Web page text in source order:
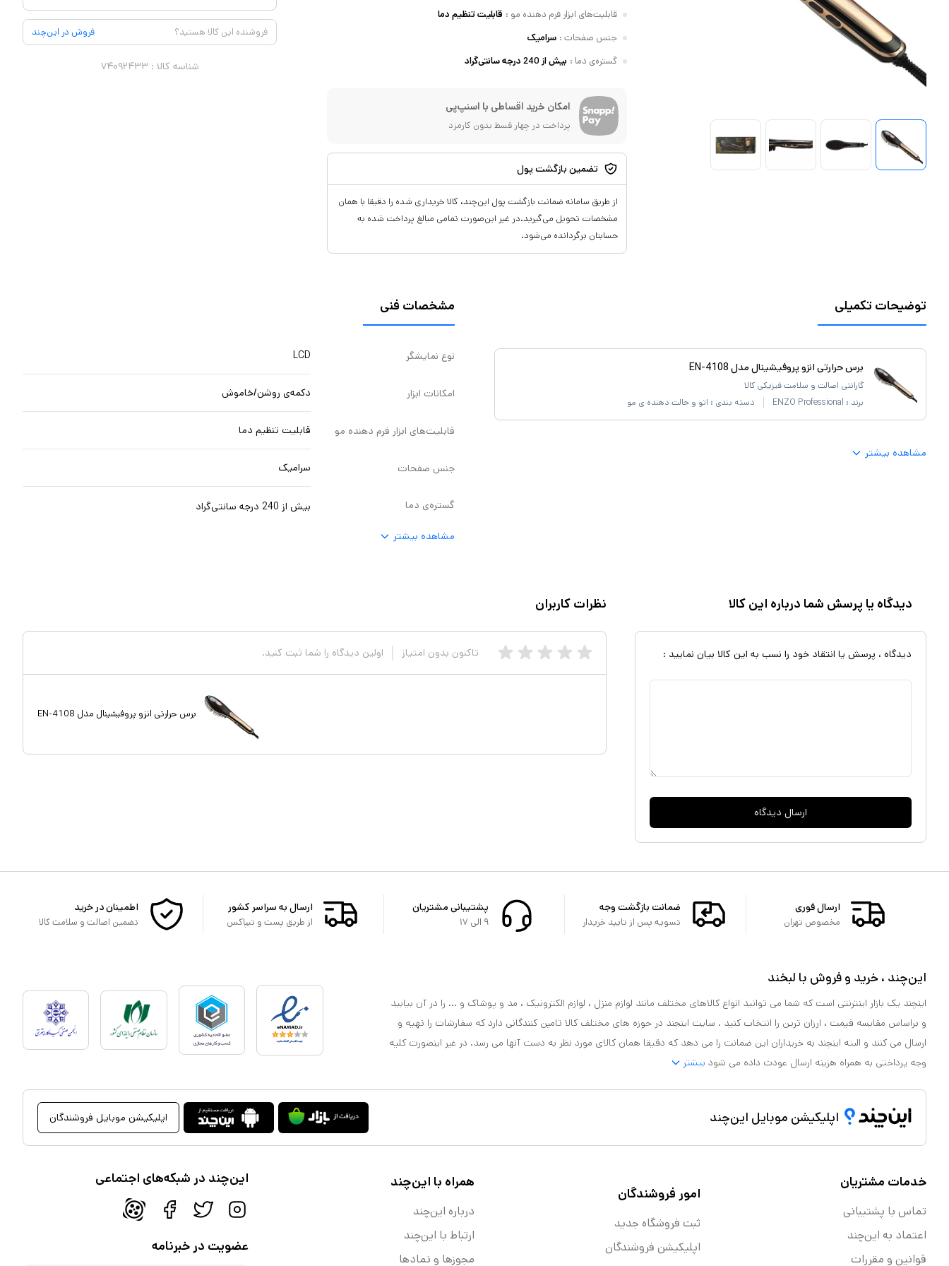
قابلیت‌های ابزار فرم دهنده مو : قابلیت تنظیم دما
جنس صفحات : سرامیک
گستره‌ی دما : بیش از 240 درجه سانتی‌گراد
امکان خرید اقساطی با اسنپ‌پی
پرداخت در چهار قسط بدون کارمزد
تضمین بازگشت پول
از طریق سامانه ضمانت بازگشت پول این‌چند، کالا خریداری شده را دقیقا با همان
مشخصات تحویل می‌گیرید.در غیر این‌صورت تمامی مبالغ پرداخت شده به
حسابتان برگردانده می‌شود.
فروشنده این کالا هستید؟ فروش در این‌چند
شناسه کالا :۷۴۰۹۲۴۳۳
توضیحات تکمیلی
برس حرارتی انزو پروفیشینال مدل EN-4108
گارانتی اصالت و سلامت فیزیکی کالا
برند : ENZO Professional دسته بندی : اتو و حالت دهنده ی مو
مشاهده بیشتر
مشخصات فنی
نوع نمایشگر LCD
امکانات ابزار دکمه‌ی روشن/خاموش
قابلیت‌های ابزار فرم دهنده مو قابلیت تنظیم دما
جنس صفحات سرامیک
گستره‌ی دما بیش از 240 درجه سانتی‌گراد
مشاهده بیشتر
دیدگاه یا پرسش شما درباره این کالا
دیدگاه ، پرسش یا انتقاد خود را نسب به این کالا بیان نمایید :
ارسال دیدگاه
نظرات کاربران
تاکنون بدون امتیاز اولین دیدگاه را شما ثبت کنید.
برس حرارتی انزو پروفیشینال مدل EN-4108
ارسال فوری
مخصوص تهران
ضمانت بازگشت وجه
تسویه پس از تایید خریدار
پشتیبانی مشتریان
۹ الی ۱۷
ارسال به سراسر کشور
از طریق پست و تیپاکس
اطمینان در خرید
تضمین اصالت و سلامت کالا
این‌چند ، خرید و فروش با لبخند
اینچند یک بازار اینترنتی است که شما می توانید انواع کالاهای مختلف مانند لوازم منزل ، لوازم الکترونیک ، مد و پوشاک و ... را در آن بیابید
و براساس مقایسه قیمت ، ارزان ترین را انتخاب کنید . سایت اینچند در حوزه های مختلف کالا تامین کنندگانی دارد که سفارشات را تهیه و
ارسال می کنند و البته اینچند به خریداران این ضمانت را می دهد که دقیقا همان کالای مورد نظر به دست آنها می رسد. در غیر اینصورت کلیه
وجه پرداختی به همراه هزینه ارسال عودت داده می شود بیشتر
اپلیکیشن موبایل این‌چند اپلیکیشن موبایل فروشندگان
خدمات مشتریان
تماس با پشتیبانی
اعتماد به این‌چند
قوانین و مقررات
امور فروشندگان
ثبت فروشگاه جدید
اپلیکیشن فروشندگان
همراه با این‌چند
درباره این‌چند
ارتباط با این‌چند
مجوزها و نماد‌ها
این‌چند در شبکه‌های اجتماعی
عضویت در خبرنامه